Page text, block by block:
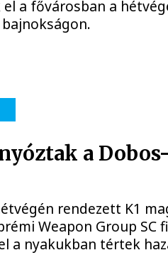
a fővárosban a
a
rendezett K1
Weapon Group SC
a nyakukban tértek